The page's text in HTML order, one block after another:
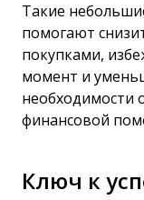
Такие
помогают
покупками,
момент и
необходимости
финансовой
Ключ к